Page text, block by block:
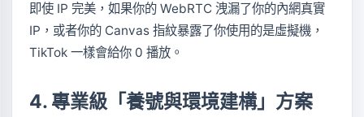
即使 IP 完美，如果你的 WebRTC 洩漏了你的內網真實
IP，或者你的 Canvas 指紋暴露了你使用的是虛擬機，
TikTok 一樣會給你 0 播放。
4. 專業級「養號與環境建構」方案